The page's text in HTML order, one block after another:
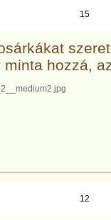
15
hozzá,
12